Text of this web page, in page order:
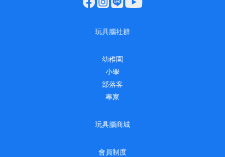
玩具腦社群
幼稚園
小學
部落客
專家
玩具腦商城
會員制度